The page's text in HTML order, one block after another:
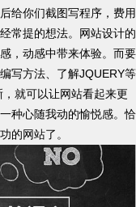
给你们截图写程序，费用
常提的想法。网站设计的
，动感中带来体验。而要
写方法、了解JQUERY等
就可以让网站看起来更
种心随我动的愉悦感。恰
的网站了。